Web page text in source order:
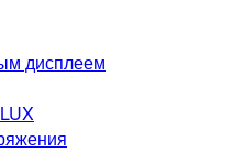
дисплеем